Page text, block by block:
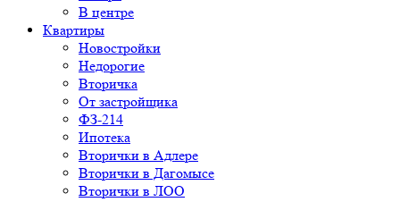
В центре
Квартиры
Новостройки
Недорогие
Вторичка
От застройщика
ФЗ-214
Ипотека
Вторички в Адлере
Вторички в Дагомысе
Вторички в ЛОО